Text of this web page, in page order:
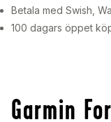
Betala med Swish,
100 dagars öppet
Garmin